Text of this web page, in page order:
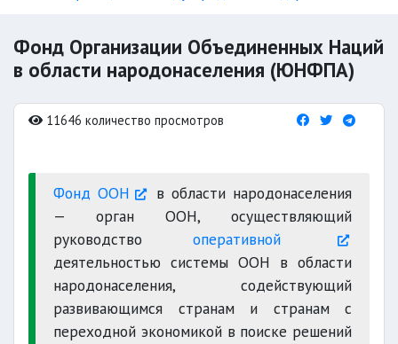
Фонд Организации Объединенных Наций
в области народонаселения (ЮНФПА)
11646 количество просмотров
Фонд ООН
в области народонаселения
— орган ООН, осуществляющий
руководствооперативной
деятельностью системы ООН в области
народонаселения, содействующий
развивающимся странам и странам с
переходной экономикой в поиске решений